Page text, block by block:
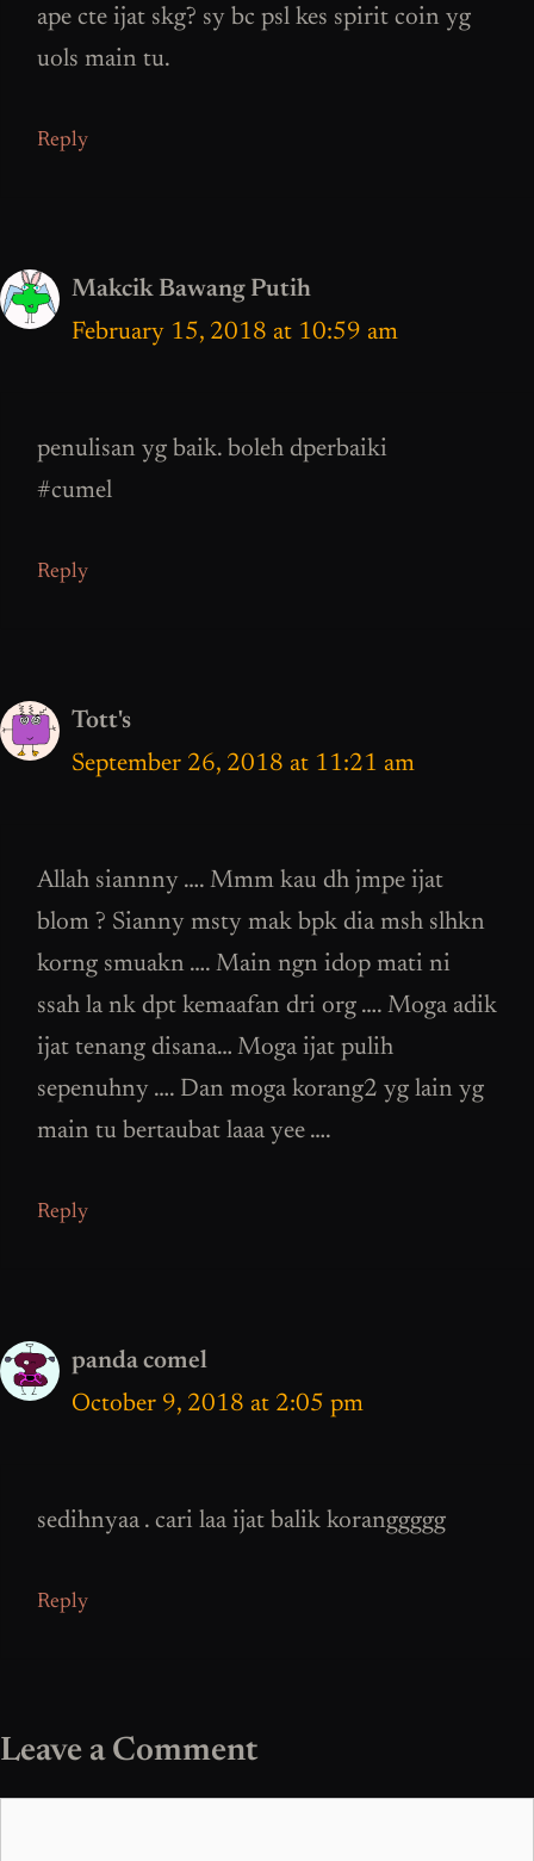
ape cte ijat skg? sy bc psl kes spirit coin yg
uols main tu.
Reply
Makcik Bawang Putih
February 15, 2018 at 10:59 am
penulisan yg baik. boleh dperbaiki
#cumel
Reply
Tott's
September 26, 2018 at 11:21 am
Allah siannny …. Mmm kau dh jmpe ijat
blom ? Sianny msty mak bpk dia msh slhkn
korng smuakn …. Main ngn idop mati ni
ssah la nk dpt kemaafan dri org …. Moga adik
ijat tenang disana… Moga ijat pulih
sepenuhny …. Dan moga korang2 yg lain yg
main tu bertaubat laaa yee ….
Reply
panda comel
October 9, 2018 at 2:05 pm
sedihnyaa . cari laa ijat balik koranggggg
Reply
Leave a Comment